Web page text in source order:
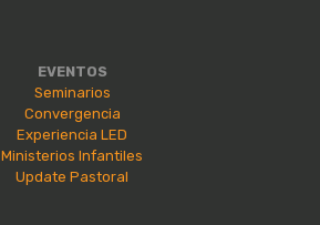
EVENTOS
Seminarios
Convergencia
Experiencia LED
Ministerios Infantiles
Update Pastoral